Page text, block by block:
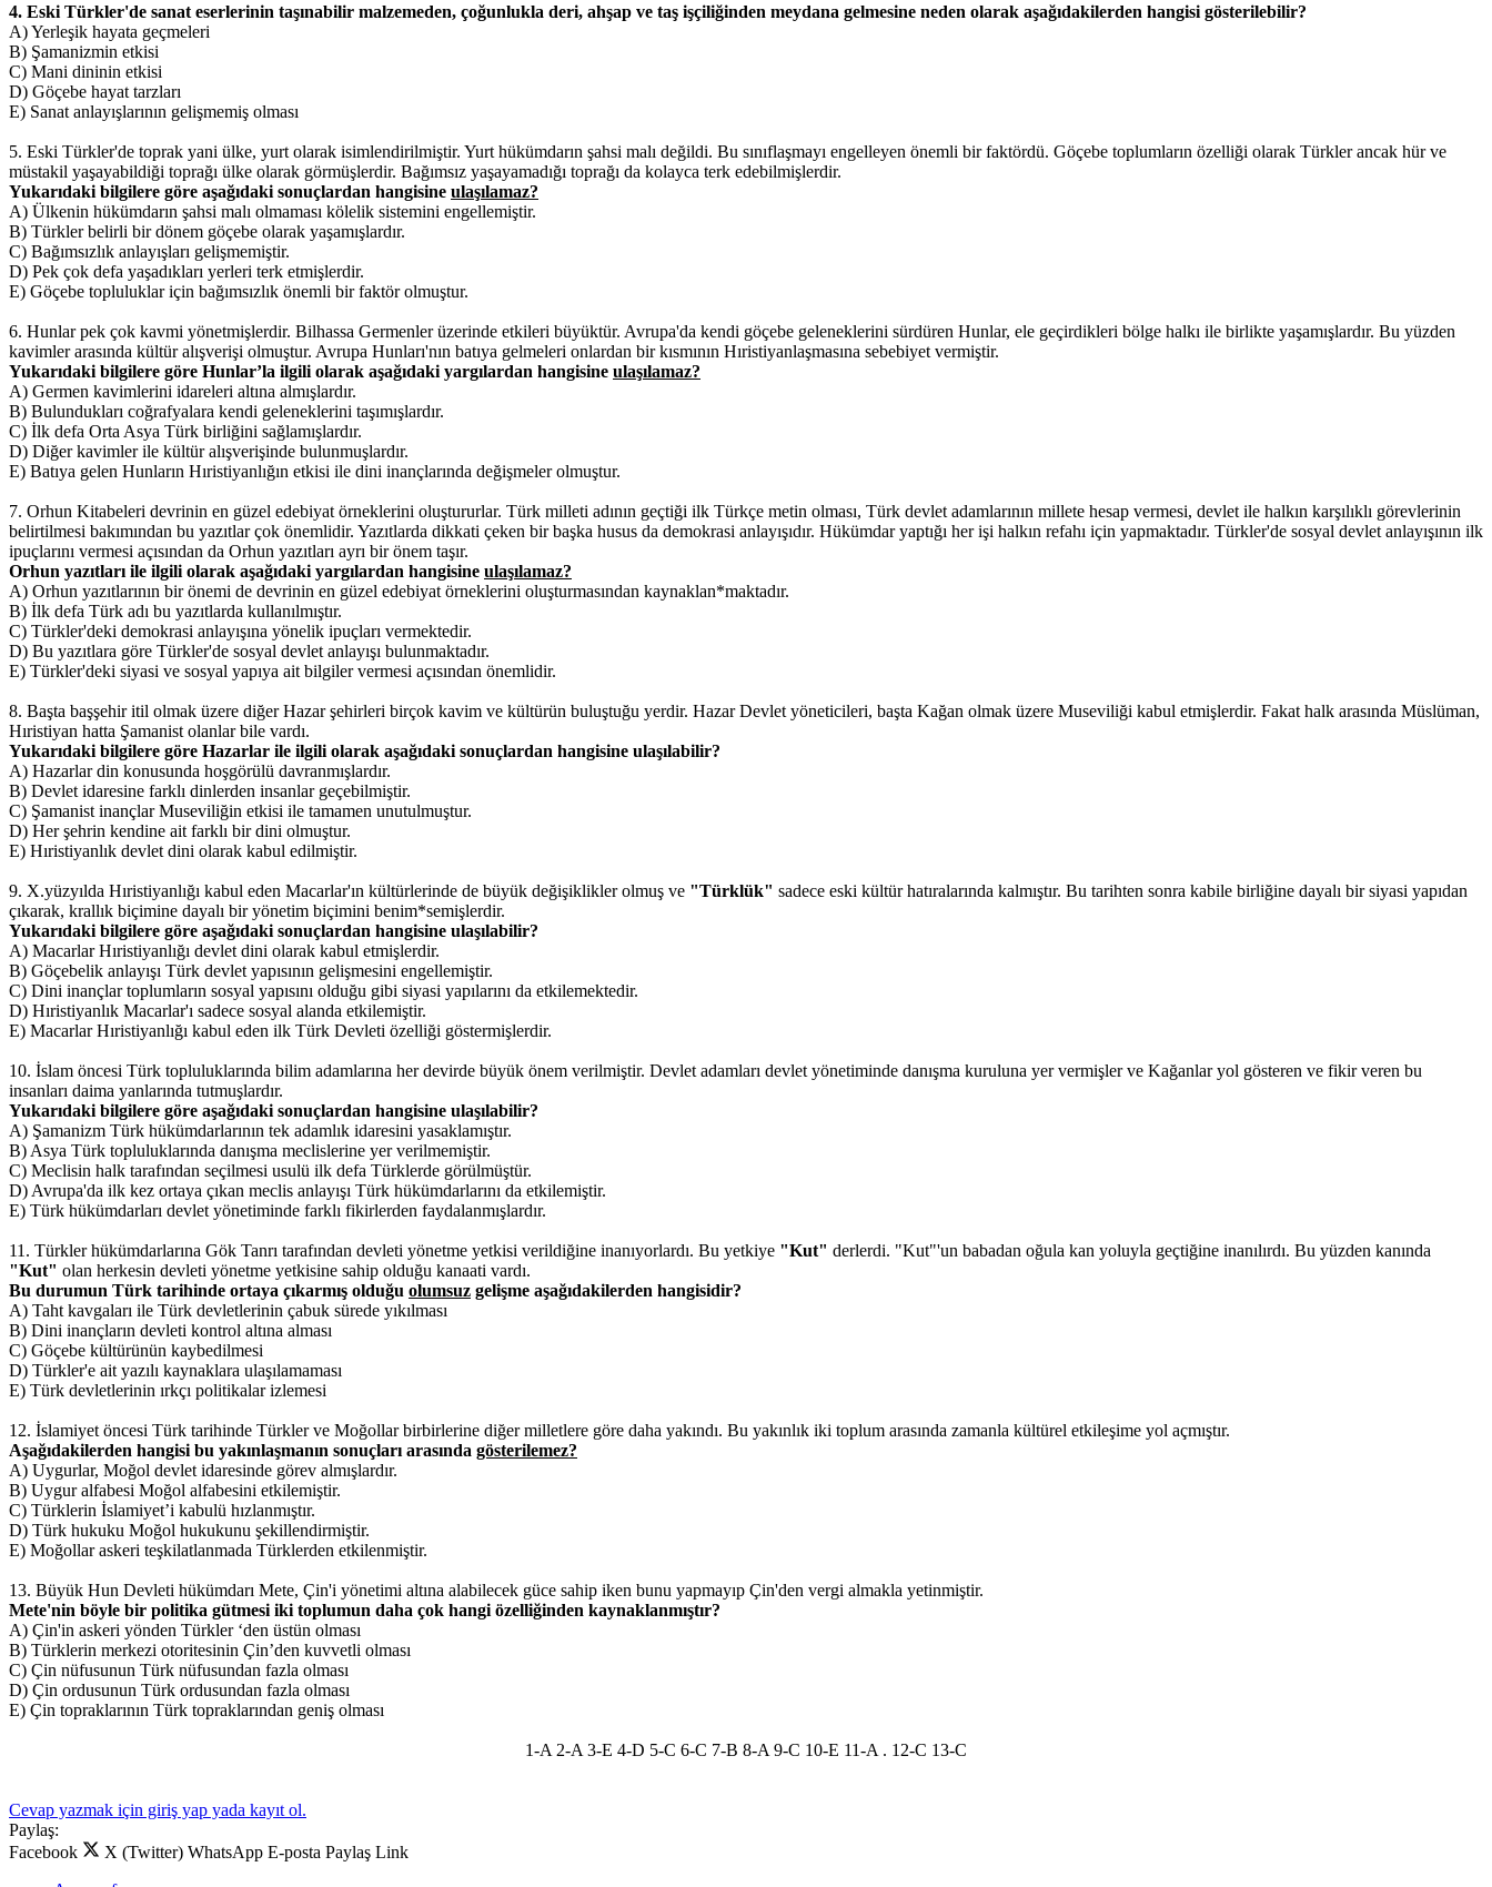
4. Eski Türkler'de sanat eserlerinin taşınabilir malzemeden, çoğunlukla deri, ahşap ve taş işçiliğinden meydana gelmesine neden olarak aşağıdakilerden hangisi gösterilebilir?
A) Yerleşik hayata geçmeleri
B) Şamanizmin etkisi
C) Mani dininin etkisi
D) Göçebe hayat tarzları
E) Sanat anlayışlarının gelişmemiş olması
5. Eski Türkler'de toprak yani ülke, yurt olarak isimlendirilmiştir. Yurt hükümdarın şahsi malı değildi. Bu sınıflaşmayı engelleyen önemli bir faktördü. Göçebe toplumların özelliği olarak Türkler ancak hür ve
müstakil yaşayabildiği toprağı ülke olarak görmüşlerdir. Bağımsız yaşayamadığı toprağı da kolayca terk edebilmişlerdir.
Yukarıdaki bilgilere göre aşağıdaki sonuçlardan hangisine ulaşılamaz?
A) Ülkenin hükümdarın şahsi malı olmaması kölelik sistemini engellemiştir.
B) Türkler belirli bir dönem göçebe olarak yaşamışlardır.
C) Bağımsızlık anlayışları gelişmemiştir.
D) Pek çok defa yaşadıkları yerleri terk etmişlerdir.
E) Göçebe topluluklar için bağımsızlık önemli bir faktör olmuştur.
6. Hunlar pek çok kavmi yönetmişlerdir. Bilhassa Germenler üzerinde etkileri büyüktür. Avrupa'da kendi göçebe geleneklerini sürdüren Hunlar, ele geçirdikleri bölge halkı ile birlikte yaşamışlardır. Bu yüzden
kavimler arasında kültür alışverişi olmuştur. Avrupa Hunları'nın batıya gelmeleri onlardan bir kısmının Hıristiyanlaşmasına sebebiyet vermiştir.
Yukarıdaki bilgilere göre Hunlar’la ilgili olarak aşağıdaki yargılardan hangisine ulaşılamaz?
A) Germen kavimlerini idareleri altına almışlardır.
B) Bulundukları coğrafyalara kendi geleneklerini taşımışlardır.
C) İlk defa Orta Asya Türk birliğini sağlamışlardır.
D) Diğer kavimler ile kültür alışverişinde bulunmuşlardır.
E) Batıya gelen Hunların Hıristiyanlığın etkisi ile dini inançlarında değişmeler olmuştur.
7. Orhun Kitabeleri devrinin en güzel edebiyat örneklerini oluştururlar. Türk milleti adının geçtiği ilk Türkçe metin olması, Türk devlet adamlarının millete hesap vermesi, devlet ile halkın karşılıklı görevlerinin
belirtilmesi bakımından bu yazıtlar çok önemlidir. Yazıtlarda dikkati çeken bir başka husus da demokrasi anlayışıdır. Hükümdar yaptığı her işi halkın refahı için yapmaktadır. Türkler'de sosyal devlet anlayışının ilk
ipuçlarını vermesi açısından da Orhun yazıtları ayrı bir önem taşır.
Orhun yazıtları ile ilgili olarak aşağıdaki yargılardan hangisine ulaşılamaz?
A) Orhun yazıtlarının bir önemi de devrinin en güzel edebiyat örneklerini oluşturmasından kaynaklan*maktadır.
B) İlk defa Türk adı bu yazıtlarda kullanılmıştır.
C) Türkler'deki demokrasi anlayışına yönelik ipuçları vermektedir.
D) Bu yazıtlara göre Türkler'de sosyal devlet anlayışı bulunmaktadır.
E) Türkler'deki siyasi ve sosyal yapıya ait bilgiler vermesi açısından önemlidir.
8. Başta başşehir itil olmak üzere diğer Hazar şehirleri birçok kavim ve kültürün buluştuğu yerdir. Hazar Devlet yöneticileri, başta Kağan olmak üzere Museviliği kabul etmişlerdir. Fakat halk arasında Müslüman,
Hıristiyan hatta Şamanist olanlar bile vardı.
Yukarıdaki bilgilere göre Hazarlar ile ilgili olarak aşağıdaki sonuçlardan hangisine ulaşılabilir?
A) Hazarlar din konusunda hoşgörülü davranmışlardır.
B) Devlet idaresine farklı dinlerden insanlar geçebilmiştir.
C) Şamanist inançlar Museviliğin etkisi ile tamamen unutulmuştur.
D) Her şehrin kendine ait farklı bir dini olmuştur.
E) Hıristiyanlık devlet dini olarak kabul edilmiştir.
9. X.yüzyılda Hıristiyanlığı kabul eden Macarlar'ın kültürlerinde de büyük değişiklikler olmuş ve "Türklük" sadece eski kültür hatıralarında kalmıştır. Bu tarihten sonra kabile birliğine dayalı bir siyasi yapıdan
çıkarak, krallık biçimine dayalı bir yönetim biçimini benim*semişlerdir.
Yukarıdaki bilgilere göre aşağıdaki sonuçlardan hangisine ulaşılabilir?
A) Macarlar Hıristiyanlığı devlet dini olarak kabul etmişlerdir.
B) Göçebelik anlayışı Türk devlet yapısının gelişmesini engellemiştir.
C) Dini inançlar toplumların sosyal yapısını olduğu gibi siyasi yapılarını da etkilemektedir.
D) Hıristiyanlık Macarlar'ı sadece sosyal alanda etkilemiştir.
E) Macarlar Hıristiyanlığı kabul eden ilk Türk Devleti özelliği göstermişlerdir.
10. İslam öncesi Türk topluluklarında bilim adamlarına her devirde büyük önem verilmiştir. Devlet adamları devlet yönetiminde danışma kuruluna yer vermişler ve Kağanlar yol gösteren ve fikir veren bu
insanları daima yanlarında tutmuşlardır.
Yukarıdaki bilgilere göre aşağıdaki sonuçlardan hangisine ulaşılabilir?
A) Şamanizm Türk hükümdarlarının tek adamlık idaresini yasaklamıştır.
B) Asya Türk topluluklarında danışma meclislerine yer verilmemiştir.
C) Meclisin halk tarafından seçilmesi usulü ilk defa Türklerde görülmüştür.
D) Avrupa'da ilk kez ortaya çıkan meclis anlayışı Türk hükümdarlarını da etkilemiştir.
E) Türk hükümdarları devlet yönetiminde farklı fikirlerden faydalanmışlardır.
11. Türkler hükümdarlarına Gök Tanrı tarafından devleti yönetme yetkisi verildiğine inanıyorlardı. Bu yetkiye "Kut" derlerdi. "Kut"'un babadan oğula kan yoluyla geçtiğine inanılırdı. Bu yüzden kanında
"Kut" olan herkesin devleti yönetme yetkisine sahip olduğu kanaati vardı.
Bu durumun Türk tarihinde ortaya çıkarmış olduğu olumsuz gelişme aşağıdakilerden hangisidir?
A) Taht kavgaları ile Türk devletlerinin çabuk sürede yıkılması
B) Dini inançların devleti kontrol altına alması
C) Göçebe kültürünün kaybedilmesi
D) Türkler'e ait yazılı kaynaklara ulaşılamaması
E) Türk devletlerinin ırkçı politikalar izlemesi
12. İslamiyet öncesi Türk tarihinde Türkler ve Moğollar birbirlerine diğer milletlere göre daha yakındı. Bu yakınlık iki toplum arasında zamanla kültürel etkileşime yol açmıştır.
Aşağıdakilerden hangisi bu yakınlaşmanın sonuçları arasında gösterilemez?
A) Uygurlar, Moğol devlet idaresinde görev almışlardır.
B) Uygur alfabesi Moğol alfabesini etkilemiştir.
C) Türklerin İslamiyet’i kabulü hızlanmıştır.
D) Türk hukuku Moğol hukukunu şekillendirmiştir.
E) Moğollar askeri teşkilatlanmada Türklerden etkilenmiştir.
13. Büyük Hun Devleti hükümdarı Mete, Çin'i yönetimi altına alabilecek güce sahip iken bunu yapmayıp Çin'den vergi almakla yetinmiştir.
Mete'nin böyle bir politika gütmesi iki toplumun daha çok hangi özelliğinden kaynaklanmıştır?
A) Çin'in askeri yönden Türkler ‘den üstün olması
B) Türklerin merkezi otoritesinin Çin’den kuvvetli olması
C) Çin nüfusunun Türk nüfusundan fazla olması
D) Çin ordusunun Türk ordusundan fazla olması
E) Çin topraklarının Türk topraklarından geniş olması
1-A 2-A 3-E 4-D 5-C 6-C 7-B 8-A 9-C 10-E 11-A . 12-C 13-C
Cevap yazmak için giriş yap yada kayıt ol.
Paylaş:
Facebook
X (Twitter) WhatsApp E-posta Paylaş Link